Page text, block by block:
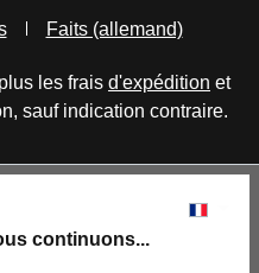
continuons...
Faits (allemand)
les frais d'expédition et
sauf indication contraire.